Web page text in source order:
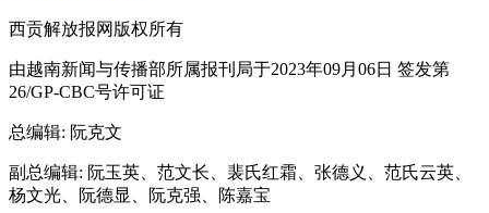
西贡解放报网版权所有
由越南新闻与传播部所属报刊局于2023年09月06日 签发第
26/GP-CBC号许可证
总编辑: 阮克文
副总编辑: 阮玉英、范文长、裴氏红霜、张德义、范氏云英、
杨文光、阮德显、阮克强、陈嘉宝